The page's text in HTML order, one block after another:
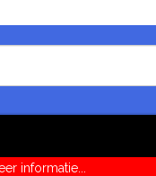
informatie...